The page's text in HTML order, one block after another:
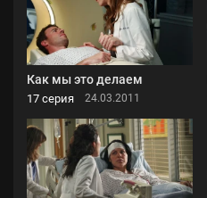
Как мы это делаем
17 серия 24.03.2011